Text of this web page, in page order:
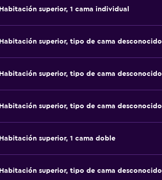
Habitación superior, 1 cama individual
Habitación superior, tipo de cama desconocido
Habitación superior, tipo de cama desconocido
Habitación superior, tipo de cama desconocido
Habitación superior, 1 cama doble
Habitación superior, tipo de cama desconocido